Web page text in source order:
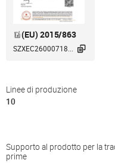
(EU) 2015/863
SZXEC26000718... 
Linee di produzione
10
Supporto al prodotto per la
prime